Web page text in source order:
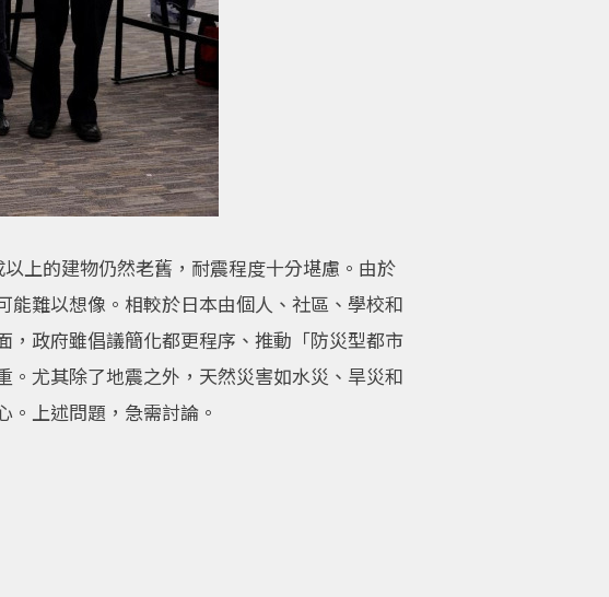
上的建物仍然老舊，耐震程度十分堪慮。由於
難以想像。相較於日本由個人、社區、學校和
政府雖倡議簡化都更程序、推動「防災型都市
尤其除了地震之外，天然災害如水災、旱災和
上述問題，急需討論。